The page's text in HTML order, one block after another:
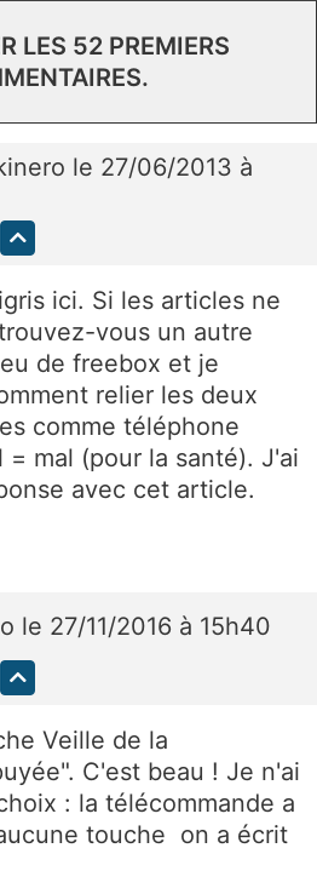
LES 52 PREMIERS
le 27/06/2013 à
ici. Si les articles ne
vous un autre
de freebox et je
relier les deux
comme téléphone
mal (pour la santé). J'ai
avec cet article.
le 27/11/2016 à 15h40
Veille de la
C'est beau ! Je n'ai
: la télécommande a
touche on a écrit